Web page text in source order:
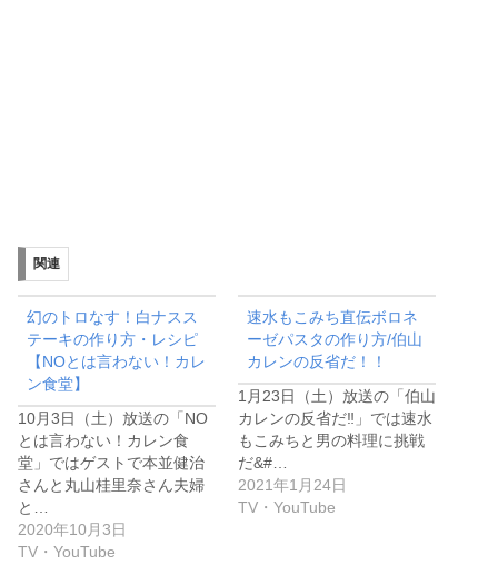
関連
幻のトロなす！白ナスス
テーキの作り方・レシピ
【NOとは言わない！カレ
ン食堂】
10月3日（土）放送の「NO
とは言わない！カレン食
堂」ではゲストで本並健治
さんと丸山桂里奈さん夫婦
と…
2020年10月3日
TV・YouTube
速水もこみち直伝ボロネ
ーゼパスタの作り方/伯山
カレンの反省だ！！
1月23日（土）放送の「伯山
カレンの反省だ‼︎」では速水
もこみちと男の料理に挑戦
だ&#…
2021年1月24日
TV・YouTube